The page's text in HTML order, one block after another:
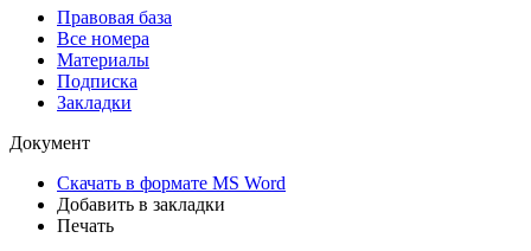
Правовая база
Все номера
Материалы
Подписка
Закладки
Документ
Скачать в формате MS Word
Добавить в закладки
Печать